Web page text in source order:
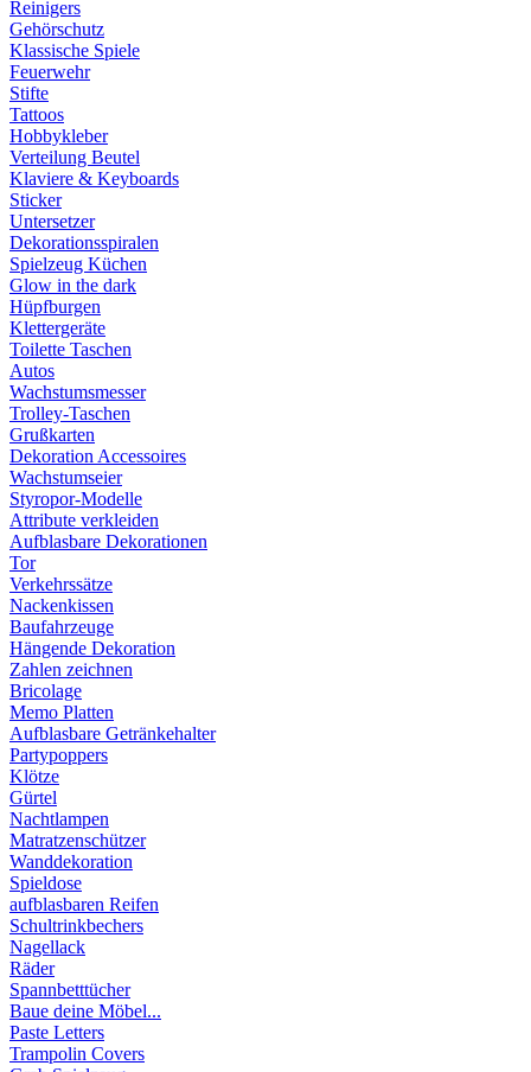
Reinigers
Gehörschutz
Klassische Spiele
Feuerwehr
Stifte
Tattoos
Hobbykleber
Verteilung Beutel
Klaviere & Keyboards
Sticker
Untersetzer
Dekorationsspiralen
Spielzeug Küchen
Glow in the dark
Hüpfburgen
Klettergeräte
Toilette Taschen
Autos
Wachstumsmesser
Trolley-Taschen
Grußkarten
Dekoration Accessoires
Wachstumseier
Styropor-Modelle
Attribute verkleiden
Aufblasbare Dekorationen
Tor
Verkehrssätze
Nackenkissen
Baufahrzeuge
Hängende Dekoration
Zahlen zeichnen
Bricolage
Memo Platten
Aufblasbare Getränkehalter
Partypoppers
Klötze
Gürtel
Nachtlampen
Matratzenschützer
Wanddekoration
Spieldose
aufblasbaren Reifen
Schultrinkbechers
Nagellack
Räder
Spannbetttücher
Baue deine Möbel...
Paste Letters
Trampolin Covers